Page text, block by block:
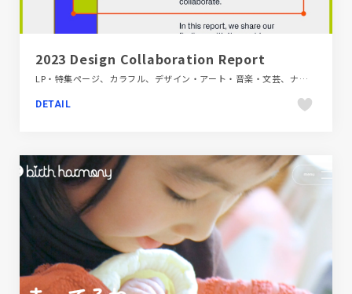
2023 Design Collaboration Report
LP・特集ページ、カラフル、デザイン・アート・音楽・文芸、ナチュラル、モーション多め、海外サイト
DETAIL